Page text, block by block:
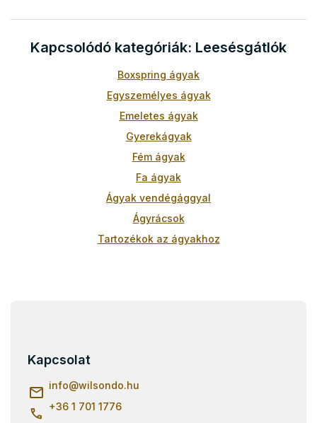
t
i
á
n
y
í
t
á
s
e
l
e
m
e
i
Kapcsolódó kategóriák: Leesésgátlók
Boxspring ágyak
Egyszemélyes ágyak
Emeletes ágyak
Gyerekágyak
Fém ágyak
Fa ágyak
Ágyak vendégággyal
Ágyrácsok
Tartozékok az ágyakhoz
Kapcsolat
info@wilsondo.hu
+36 1 701 1776